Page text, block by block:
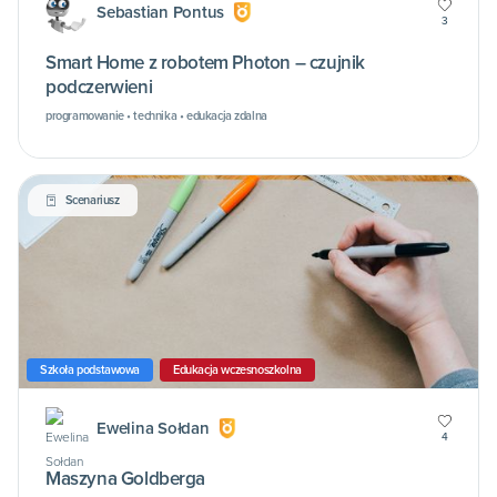
Sebastian Pontus 3
Smart Home z robotem Photon – czujnik
podczerwieni
programowanie • technika • edukacja zdalna
Scenariusz
Szkoła podstawowa Edukacja wczesnoszkolna
Ewelina Sołdan 4
Maszyna Goldberga